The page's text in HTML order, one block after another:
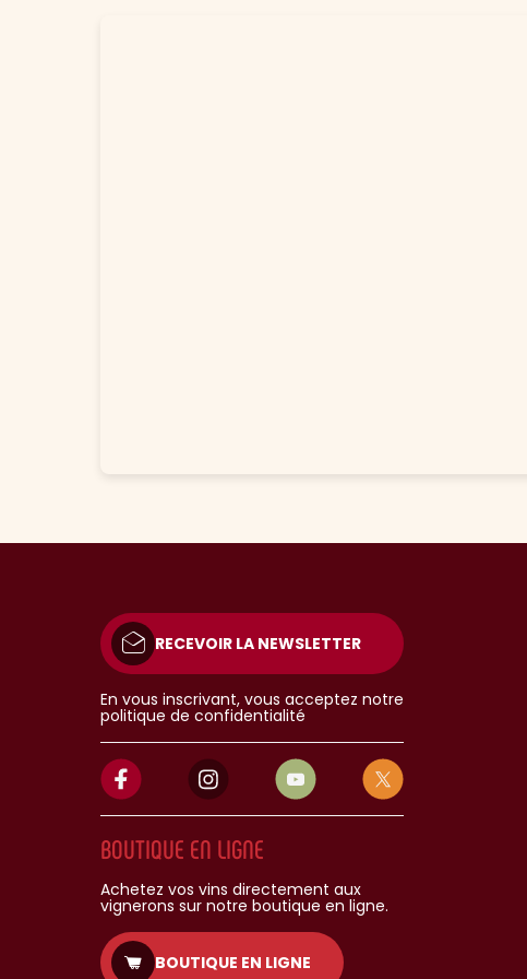
RECEVOIR LA NEWSLETTER
En vous inscrivant, vous acceptez notre
politique de confidentialité
BOUTIQUE EN LIGNE
Achetez vos vins directement aux
vignerons sur notre boutique en ligne.
BOUTIQUE EN LIGNE